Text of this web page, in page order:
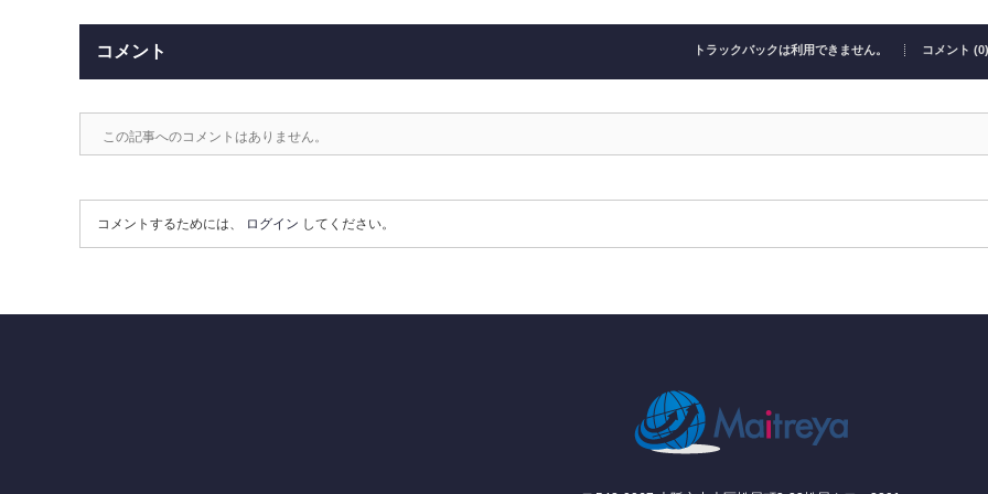
コメント トラックバックは利用できません。 コメント (0)
この記事へのコメントはありません。
コメントするためには、 ログイン してください。